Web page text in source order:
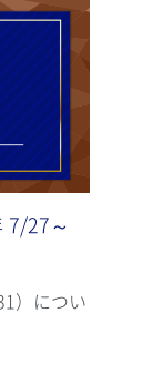
7/27～
）につい